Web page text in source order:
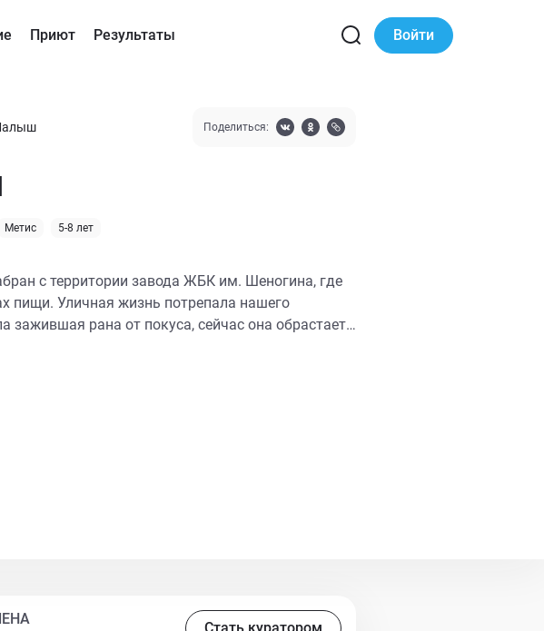
Приют Результаты Войти
Поделиться:
Метис 5-8 лет
с территории завода ЖБК им. Шеногина, где
пищи. Уличная жизнь потрепала нашего
зажившая рана от покуса, сейчас она обрастает
нескольких зубов. Никакого медицинского ухода